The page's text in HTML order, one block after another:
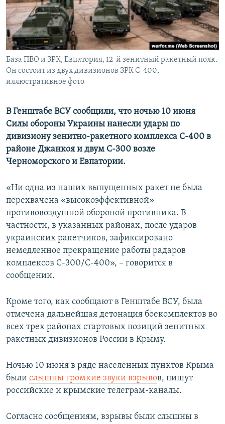
ПОБЕДИТЕЛЕЙ НЕ СУДЯТ?
КРЫМ.НЕПОКОРЕННЫЙ
ELIFBE
УКРАИНСКАЯ ПРОБЛЕМА КРЫМА
ПРИСОЕДИНЯЙТЕСЬ!
Все сайты RFE/RL
База ПВО и ЗРК, Евпатория, 12-й зенитный ракетный полк.
Он состоит из двух дивизионов ЗРК С-400,
иллюстративное фото
В Генштабе ВСУ сообщили, что ночью 10 июня
Силы обороны Украины нанесли удары по
дивизиону зенитно-ракетного комплекса С-400 в
районе Джанкоя и двум С-300 возле
Черноморского и Евпатории.
«Ни одна из наших выпущенных ракет не была
перехвачена «высокоэффективной»
противовоздушной обороной противника. В
частности, в указанных районах, после ударов
украинских ракетчиков, зафиксировано
немедленное прекращение работы радаров
комплексов С-300/С-400», – говорится в
сообщении.
Кроме того, как сообщают в Генштабе ВСУ, была
отмечена дальнейшая детонация боекомплектов во
всех трех районах стартовых позиций зенитных
ракетных дивизионов России в Крыму.
Ночью 10 июня в ряде населенных пунктов Крыма
были слышны громкие звуки взрывов, пишут
российские и крымские телеграм-каналы.
Согласно сообщениям, взрывы были слышны в